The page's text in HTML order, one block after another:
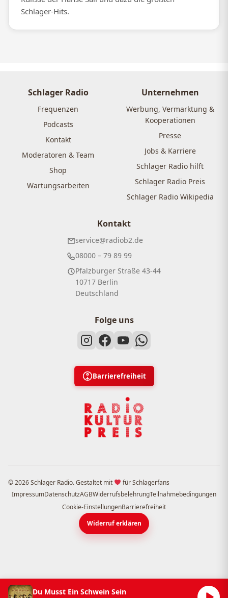
Schlager-Hits.
Schlager Radio
Frequenzen
Podcasts
Kontakt
Moderatoren & Team
Shop
Wartungsarbeiten
Unternehmen
Werbung, Vermarktung &
Kooperationen
Presse
Jobs & Karriere
Schlager Radio hilft
Schlager Radio Preis
Schlager Radio Wikipedia
Kontakt
service@radiob2.de
08000 – 79 89 99
Pfalzburger Straße 43-44
10717 Berlin
Deutschland
Folge uns
Barrierefreiheit
© 2026 Schlager Radio. Gestaltet mit
für Schlagerfans
ImpressumDatenschutzAGBWiderrufsbelehrungTeilnahmebedingungen
Cookie-EinstellungenBarrierefreiheit
Widerruf erklären
Du Musst Ein Schwein Sein